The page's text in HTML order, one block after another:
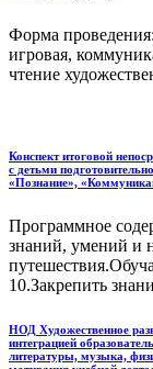
Форма
игровая,
чтение
Конспект итоговой
с детьми
«Познание»,
Программное
знаний, умений и
10.Закрепить
НОД Художественное
интеграцией
литературы, музыка,